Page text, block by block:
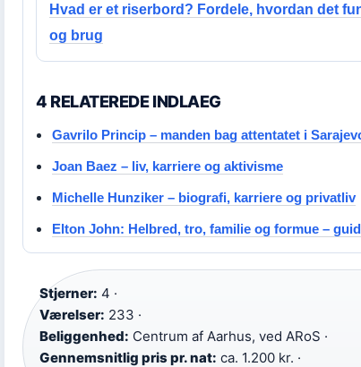
Hvad er et riserbord? Fordele, hvordan det
og brug
4 RELATEREDE INDLAEG
Gavrilo Princip – manden bag attentatet i
Joan Baez – liv, karriere og aktivisme
Michelle Hunziker – biografi, karriere og privatliv
Elton John: Helbred, tro, familie og formue –
Stjerner: 4 ·
Værelser: 233 ·
Beliggenhed: Centrum af Aarhus, ved ARoS ·
Gennemsnitlig pris pr. nat: ca. 1.200 kr. ·